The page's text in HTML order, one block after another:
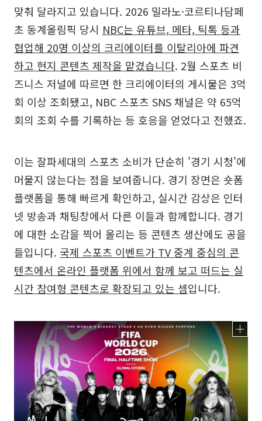
맞춰 달라지고 있습니다. 2026 밀라노·코르티나담페
초 동계올림픽 당시 NBC는 유튜브, 메타, 틱톡 등과
협업해 20명 이상의 크리에이터를 이탈리아에 파견
하고 현지 콘텐츠 제작을 맡겼습니다. 2월 스포츠 비
즈니스 저널에 따르면 한 크리에이터의 게시물은 3억
회 이상 조회됐고, NBC 스포츠 SNS 채널은 약 65억
회의 조회 수를 기록하는 등 호응을 얻었다고 전했죠.
이는 잘파세대의 스포츠 소비가 단순히 '경기 시청'에
머물지 않는다는 점을 보여줍니다. 경기 장면은 숏폼
플랫폼을 통해 빠르게 확인하고, 실시간 감상은 인터
넷 방송과 채팅창에서 다른 이들과 함께합니다. 경기
에 대한 소감을 찍어 올리는 등 콘텐츠 생산에도 공을
들입니다. 국제 스포츠 이벤트가 TV 중계 중심의 콘
텐츠에서 온라인 플랫폼 위에서 함께 보고 떠드는 실
시간 참여형 콘텐츠로 확장되고 있는 셈입니다.